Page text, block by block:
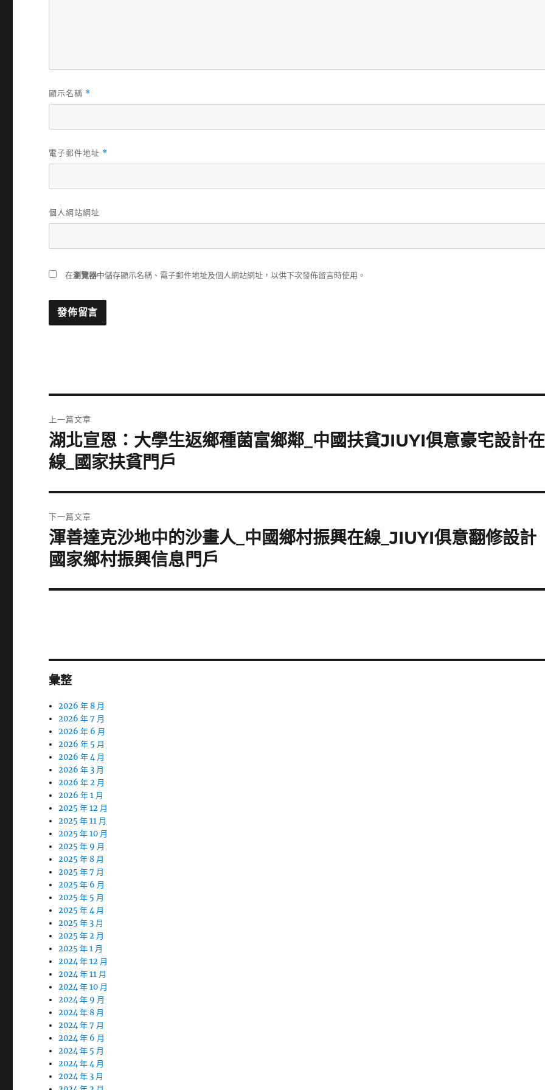
顯示名稱 *
電子郵件地址 *
個人網站網址
在瀏覽器中儲存顯示名稱、電子郵件地址及個人網站網址，以供下次發佈留言時使用。
章
導
上一篇文章
上
一
篇
文
湖北宣恩：大學生返鄉種菌富鄉鄰_中國扶貧JIUYI俱意豪宅設計在
線_國家扶貧門戶
下一篇文章
下
一
篇
文
渾善達克沙地中的沙畫人_中國鄉村振興在線_JIUYI俱意翻修設計
國家鄉村振興信息門戶
彙整
2026 年 8 月
2026 年 7 月
2026 年 6 月
2026 年 5 月
2026 年 4 月
2026 年 3 月
2026 年 2 月
2026 年 1 月
2025 年 12 月
2025 年 11 月
2025 年 10 月
2025 年 9 月
2025 年 8 月
2025 年 7 月
2025 年 6 月
2025 年 5 月
2025 年 4 月
2025 年 3 月
2025 年 2 月
2025 年 1 月
2024 年 12 月
2024 年 11 月
2024 年 10 月
2024 年 9 月
2024 年 8 月
2024 年 7 月
2024 年 6 月
2024 年 5 月
2024 年 4 月
2024 年 3 月